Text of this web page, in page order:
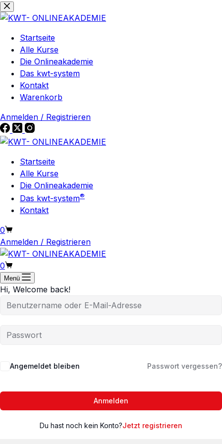
Zum
Inhalt
Startseite
Alle Kurse
Die Onlineakademie
Das kwt-system
Kontakt
Warenkorb
Anmelden / Registrieren
Startseite
Alle Kurse
Die Onlineakademie
Das kwt-system®
Kontakt
Warenkorb
0
Anmelden / Registrieren
Warenkorb
0
Menü
Hi, Welcome back!
Angemeldet bleiben Passwort vergessen?
Anmelden
Du hast noch kein Konto?Jetzt registrieren